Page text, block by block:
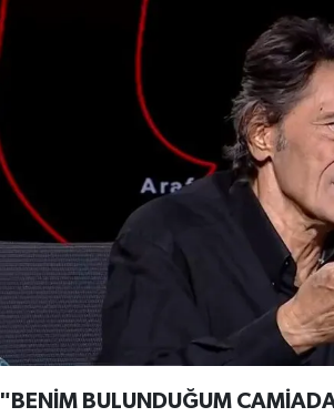
"BENİM BULUNDUĞUM